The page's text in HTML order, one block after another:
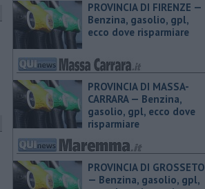
PROVINCIA DI FIRENZE — ​
Benzina, gasolio, gpl,
ecco dove risparmiare
PROVINCIA DI MASSA-
CARRARA — ​Benzina,
gasolio, gpl, ecco dove
risparmiare
PROVINCIA DI GROSSETO
— ​Benzina, gasolio, gpl,